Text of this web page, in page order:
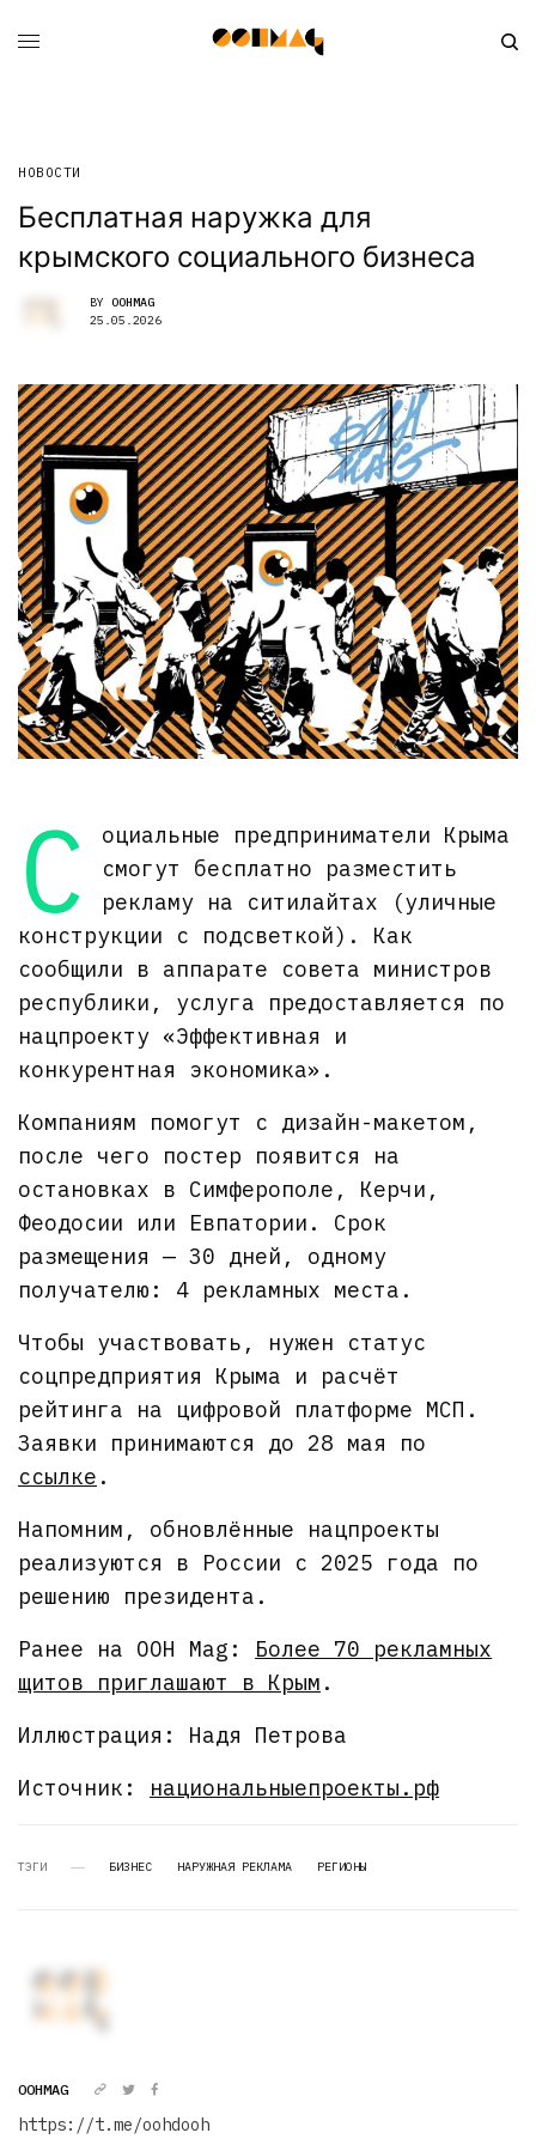
НОВОСТИ
Бесплатная наружка для
крымского социального бизнеса
BY OOHMAG
25.05.2026
С
оциальные предприниматели Крыма
смогут бесплатно разместить
рекламу на ситилайтах (уличные
конструкции с подсветкой). Как
сообщили в аппарате совета министров
республики, услуга предоставляется по
нацпроекту «Эффективная и
конкурентная экономика».
Компаниям помогут с дизайн-макетом,
после чего постер появится на
остановках в Симферополе, Керчи,
Феодосии или Евпатории. Срок
размещения — 30 дней, одному
получателю: 4 рекламных места.
Чтобы участвовать, нужен статус
соцпредприятия Крыма и расчёт
рейтинга на цифровой платформе МСП.
Заявки принимаются до 28 мая по
ссылке .
Напомним, обновлённые нацпроекты
реализуются в России с 2025 года по
решению президента.
Ранее на OOH Mag: Более 70 рекламных
щитов приглашают в Крым .
Иллюстрация: Надя Петрова
Источник: национальныепроекты.рф
ТЭГИ БИЗНЕС НАРУЖНАЯ РЕКЛАМА РЕГИОНЫ
OOHMAG
https://t.me/oohdooh